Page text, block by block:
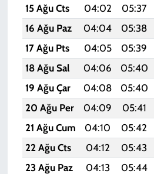
15 Ağu Cts
04:02 05:37
16 Ağu Paz
04:04 05:38
17 Ağu Pts
04:05 05:39
18 Ağu Sal
04:06 05:40
19 Ağu Çar
04:08 05:40
20 Ağu Per
04:09 05:41
21 Ağu Cum
04:10 05:42
22 Ağu Cts
04:12 05:43
23 Ağu Paz
04:13 05:44